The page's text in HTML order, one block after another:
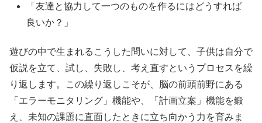
「友達と協力して一つのものを作るにはどうすれば
良いか？」
遊びの中で生まれるこうした問いに対して、子供は自分で
仮説を立て、試し、失敗し、考え直すというプロセスを繰
り返します。この繰り返しこそが、脳の前頭前野にある
「エラーモニタリング」機能や、「計画立案」機能を鍛
え、未知の課題に直面したときに立ち向かう力を育みま